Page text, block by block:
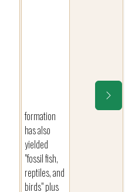
formation
has also
yielded
"fossil fish,
reptiles, and
birds" plus